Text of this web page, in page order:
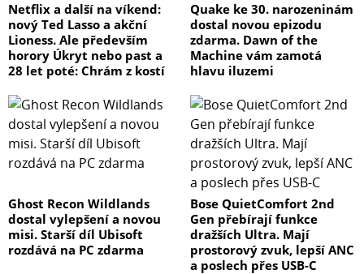
Netflix a další na víkend:
nový Ted Lasso a akční
Lioness. Ale především
horory Úkryt nebo past a
28 let poté: Chrám z kostí
Quake ke 30. narozeninám
dostal novou epizodu
zdarma. Dawn of the
Machine vám zamotá
hlavu iluzemi
Ghost Recon Wildlands
dostal vylepšení a novou
misi. Starší díl Ubisoft
rozdává na PC zdarma
Bose QuietComfort 2nd
Gen přebírají funkce
dražších Ultra. Mají
prostorový zvuk, lepší ANC
a poslech přes USB-C